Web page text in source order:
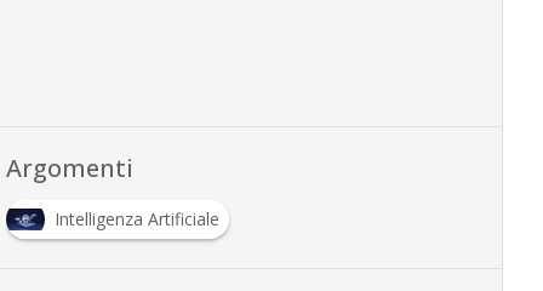
Argomenti
Intelligenza Artificiale